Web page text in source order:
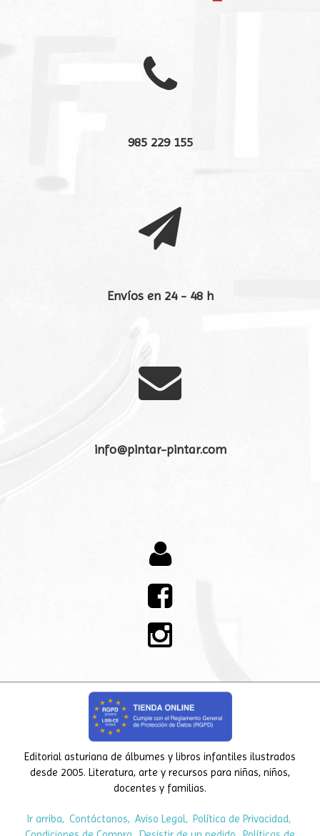

985 229 155

Envíos en 24 - 48 h

info@pintar-pintar.com



Editorial asturiana de álbumes y libros infantiles ilustrados
desde 2005. Literatura, arte y recursos para niñas, niños,
docentes y familias.
Ir arriba Contáctanos Aviso Legal Política de Privacidad